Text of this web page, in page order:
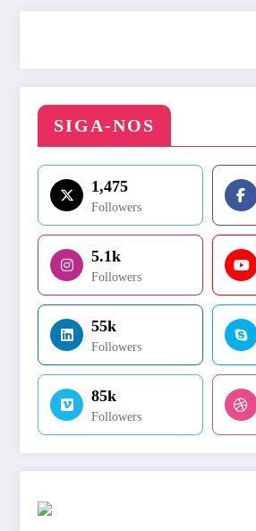
SIGA-NOS
1,475
Followers
5.1k
Followers
55k
Followers
85k
Followers